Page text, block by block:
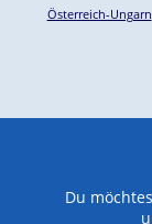
Österreich-Ungarn
Du